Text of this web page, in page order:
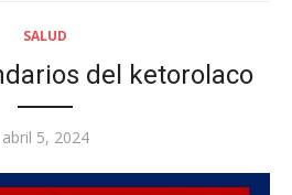
SALUD
del ketorolaco
Posted
abril 5, 2024